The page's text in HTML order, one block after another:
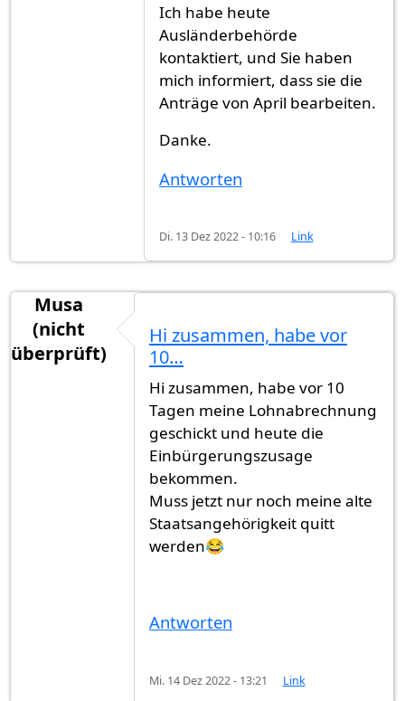
Ich habe heute
Ausländerbehörde
kontaktiert, und Sie haben
mich informiert, dass sie die
Anträge von April bearbeiten.
Danke.
Antworten
Di. 13 Dez 2022 - 10:16 Link
Musa
(nicht
überprüft)
Hi zusammen, habe vor
10…
Hi zusammen, habe vor 10
Tagen meine Lohnabrechnung
geschickt und heute die
Einbürgerungszusage
bekommen.
Muss jetzt nur noch meine alte
Staatsangehörigkeit quitt
werden😂
Antworten
Mi. 14 Dez 2022 - 13:21 Link